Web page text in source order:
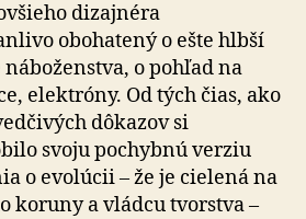
dizajnéra
obohatený o ešte hlbší
o pohľad na
elektróny. Od tých čias, ako
dôkazov si
svoju pochybnú verziu
o evolúcii – že je cielená na
koruny a vládcu tvorstva –